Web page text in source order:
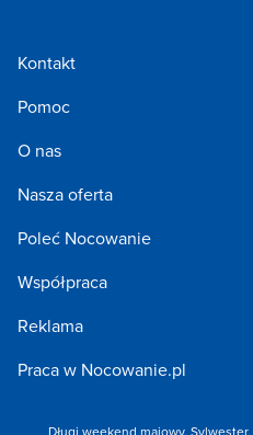
Kontakt
Pomoc
O nas
Nasza oferta
Poleć Nocowanie
Współpraca
Reklama
Praca w Nocowanie.pl
Długi weekend majowy, Sylwester,